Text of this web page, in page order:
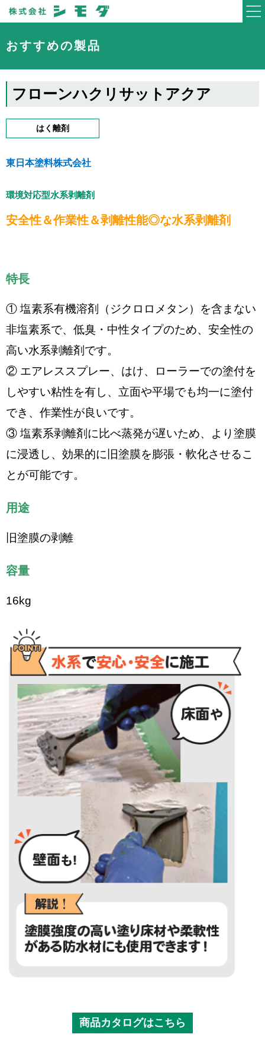
おすすめの製品
フローンハクリサットアクア
はく離剤
東日本塗料株式会社
環境対応型水系剥離剤
安全性＆作業性＆剥離性能◎な水系剥離剤
特長
① 塩素系有機溶剤（ジクロロメタン）を含まない
非塩素系で、低臭・中性タイプのため、安全性の
高い水系剥離剤です。
② エアレススプレー、はけ、ローラーでの塗付を
しやすい粘性を有し、立面や平場でも均一に塗付
でき、作業性が良いです。
③ 塩素系剥離剤に比べ蒸発が遅いため、より塗膜
に浸透し、効果的に旧塗膜を膨張・軟化させるこ
とが可能です。
用途
旧塗膜の剥離
容量
16kg
商品カタログはこちら